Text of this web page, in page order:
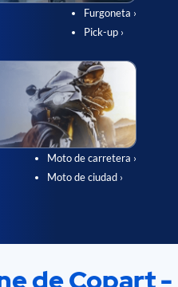
Furgoneta ›
Pick-up ›
Moto de carretera ›
Moto de ciudad ›
de Copart -